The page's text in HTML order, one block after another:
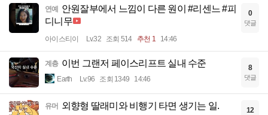
연예 안원잘부에서 느낌이 다른 원이 #리센느 #피
디니무
아이스티이 Lv.32 조회 514 추천 1 14:46
0
댓글
계층 이번 그랜저 페이스리프트 실내 수준
Earth Lv.96 조회 1349 14:46
8
댓글
유머 외향형 딸래미와 비행기 타면 생기는 일. 12